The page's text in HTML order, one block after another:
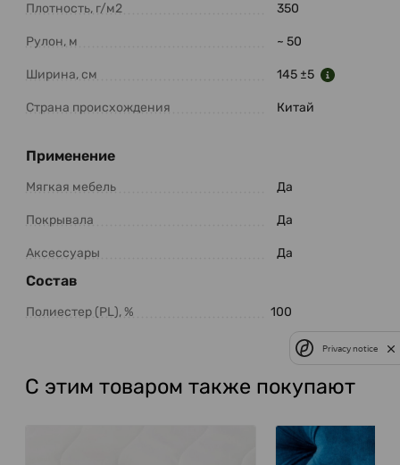
Плотность, г/м2 350
Рулон, м ~ 50
Ширина, см 145 ±5
Страна происхождения Китай
Применение
Мягкая мебель Да
Покрывала Да
Аксессуары Да
Состав
Полиестер (PL), % 100
С этим товаром также покупают
Privacy notice